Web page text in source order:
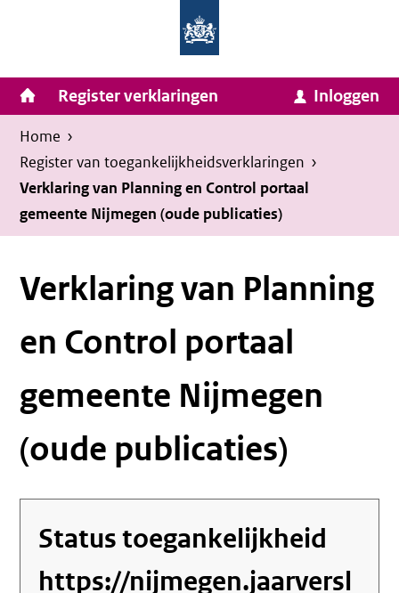
inhoud
van
Zaken
en
Koninkrijksrelaties
Homepage
van
Invulassistent
Toegankelijkheidsverklaring
Toegankelijkheidsverklaring
Hoofdnavigatie
Register verklaringen Inloggen
Kruimelpad
U
bevindt
zich
hier:
Home ›
Register van toegankelijkheids­verklaringen ›
Verklaring van Planning en Control portaal
gemeente Nijmegen (oude publicaties)
Verklaring van Planning
en Control portaal
gemeente Nijmegen
(oude publicaties)
Status toegankelijkheid
https://nijmegen.jaarversl